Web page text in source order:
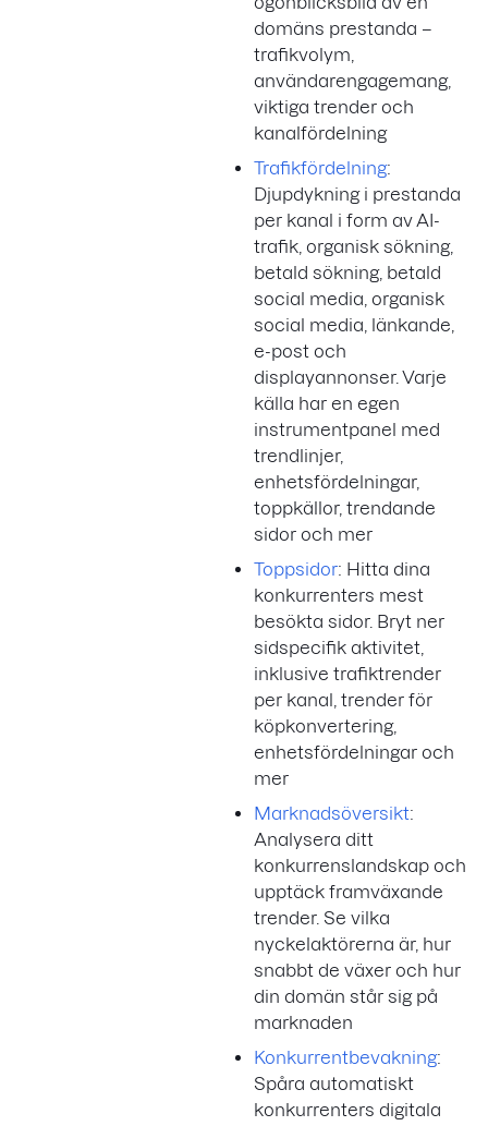
domäns prestanda –
trafikvolym,
användarengagemang,
viktiga trender och
kanalfördelning
Trafikfördelning:
Djupdykning i prestanda
per kanal i form av AI-
trafik, organisk sökning,
betald sökning, betald
social media, organisk
social media, länkande,
e-post och
displayannonser. Varje
källa har en egen
instrumentpanel med
trendlinjer,
enhetsfördelningar,
toppkällor, trendande
sidor och mer
Toppsidor: Hitta dina
konkurrenters mest
besökta sidor. Bryt ner
sidspecifik aktivitet,
inklusive trafiktrender
per kanal, trender för
köpkonvertering,
enhetsfördelningar och
mer
Marknadsöversikt:
Analysera ditt
konkurrenslandskap och
upptäck framväxande
trender. Se vilka
nyckelaktörerna är, hur
snabbt de växer och hur
din domän står sig på
marknaden
Konkurrentbevakning:
Spåra automatiskt
konkurrenters digitala